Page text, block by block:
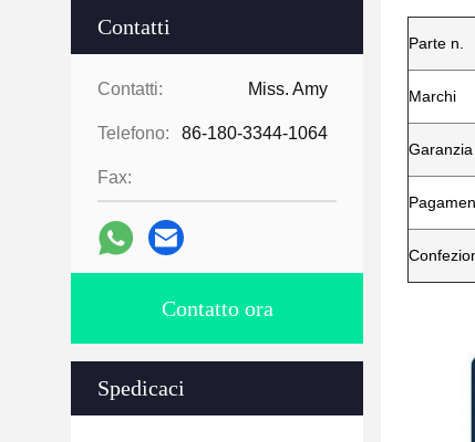
Contatti
Contatti: Miss. Amy
Telefono: 86-180-3344-1064
Fax:
Contatto ora
Spedicaci
Parte n.
Marchi
Garanzia